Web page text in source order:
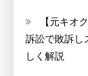
【元キオ
訴訟で敗訴し
しく解説